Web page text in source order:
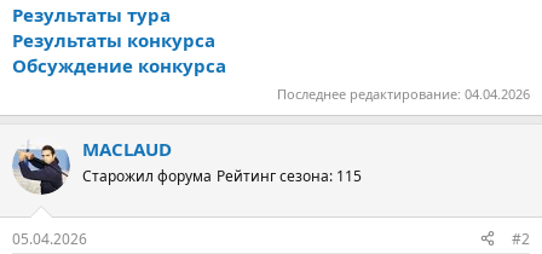
Результаты тура
Результаты конкурса
Обсуждение конкурса
Последнее редактирование: 04.04.2026
MACLAUD
Старожил форума Рейтинг сезона: 115
05.04.2026 #2